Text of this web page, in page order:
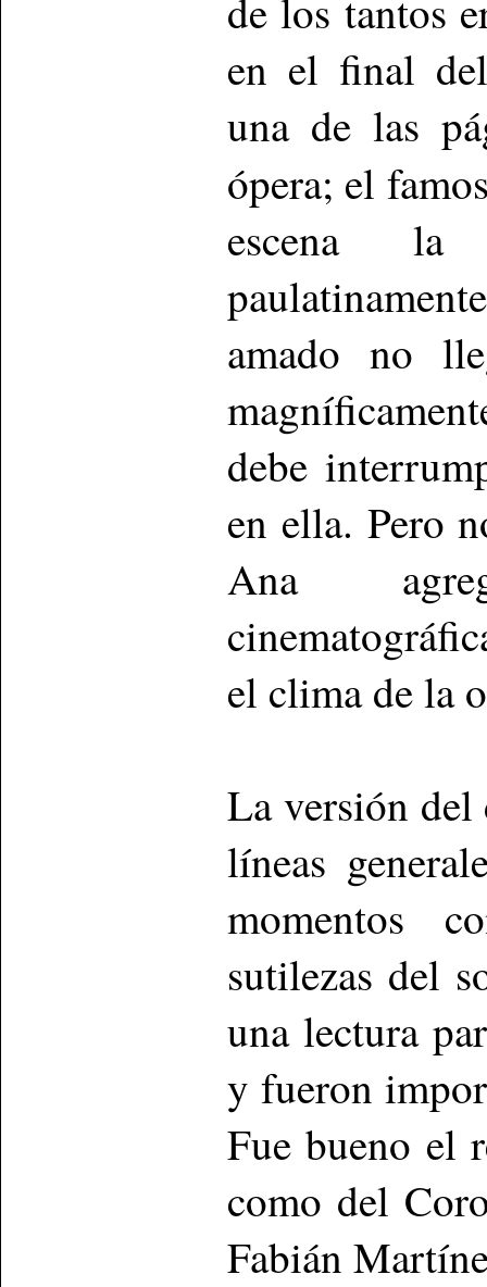
de los tantos
en el final
una de las
ópera; el
escena la
amado no
debe
en ella. Pero
Ana
el clima de la
La versión del
líneas
momentos
sutilezas del
una lectura
y fueron
Fue bueno el
como del
Fabián